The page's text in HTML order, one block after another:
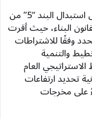
ونصت المادة الأولى من القرار على استبدال البند “5” من
لقانون البناء، حيث أقرت
وفقًا للاشتراطات
والتنمية
العام
تحديد ارتفاعات
على مخرجات